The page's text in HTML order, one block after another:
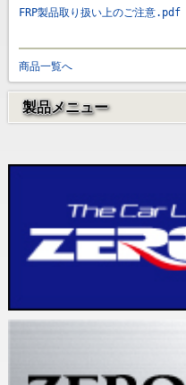
製品メニュー
FRP製品取り扱い上のご注意.pdf
商品一覧へ